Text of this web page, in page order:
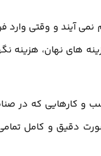
نمی آیند و وقتی
های نهان، هزینه
کارهایی که در
دقیق و کامل